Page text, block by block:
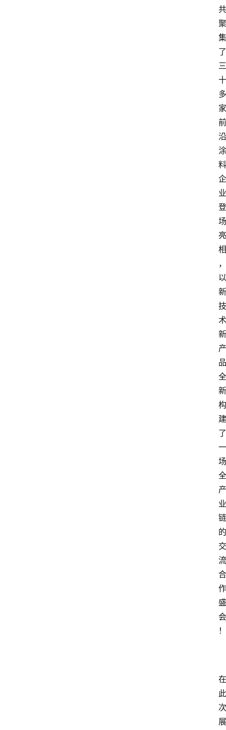
共
聚
集
了
三
十
多
家
前
沿
涂
料
企
业
登
场
亮
相
，
以
新
技
术
新
产
品
全
新
构
建
了
一
场
全
产
业
链
的
交
流
合
作
盛
会
！
在
此
次
展